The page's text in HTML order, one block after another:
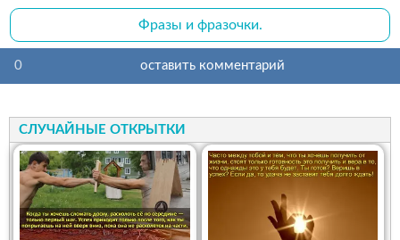
Фразы и фразочки.
0 оставить комментарий
СЛУЧАЙНЫЕ ОТКРЫТКИ